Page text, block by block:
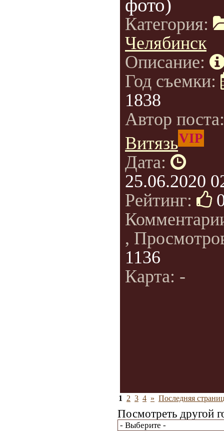
фото)
Категория:
Челябинск
Описание:
Год съемки:
1838
Автор
ВитязьVIP
Дата:
25.06.2020
Рейтинг:
,
1136
Карта: -
1 2 3 4 » Последняя
Посмотреть другой